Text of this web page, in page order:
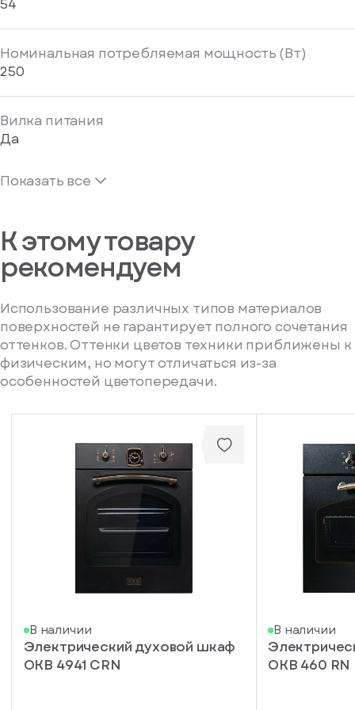
Номинальная потребляемая мощность (Вт)
250
Вилка питания
Да
Показать все
К этому товару
рекомендуем
Использование различных типов материалов
поверхностей не гарантирует полного сочетания
оттенков. Оттенки цветов техники приближены к
физическим, но могут отличаться из-за
особенностей цветопередачи.
В наличии
Электрический духовой шкаф
OKB 4941 CRN
В наличии
OKB 460 RN